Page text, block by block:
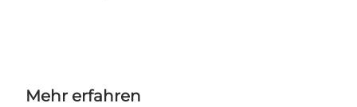
Mehr erfahren